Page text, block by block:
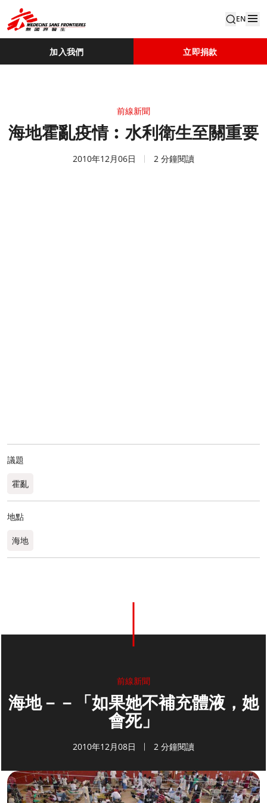
EN
加入我們 立即捐款
前線新聞
海地霍亂疫情︰水利衛生至關重要
2010年12月06日 2 分鐘閱讀
議題
霍亂
地點
海地
前線新聞
海地－－「如果她不補充體液，她
會死」
2010年12月08日 2 分鐘閱讀